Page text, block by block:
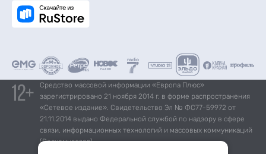
Средство массовой информации «Европа Плюс»
зарегистрировано 21 ноября 2014 г. в форме распространения
«Сетевое издание». Свидетельство Эл № ФС77-59972 от
21.11.2014 выдано Федеральной службой по надзору в сфере
связи, информационных технологий и массовых коммуникаций
(Роскомнадзор).